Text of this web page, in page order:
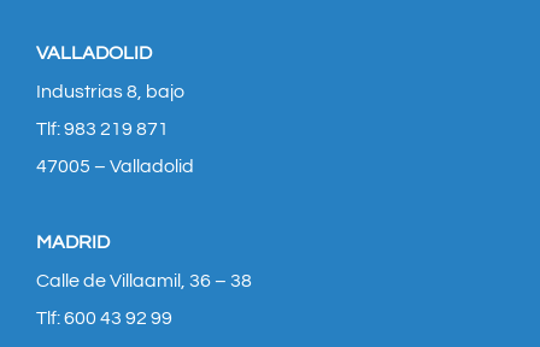
VALLADOLID
Industrias 8, bajo
Tlf: 983 219 871
47005 – Valladolid
MADRID
Calle de Villaamil, 36 – 38
Tlf: 600 43 92 99